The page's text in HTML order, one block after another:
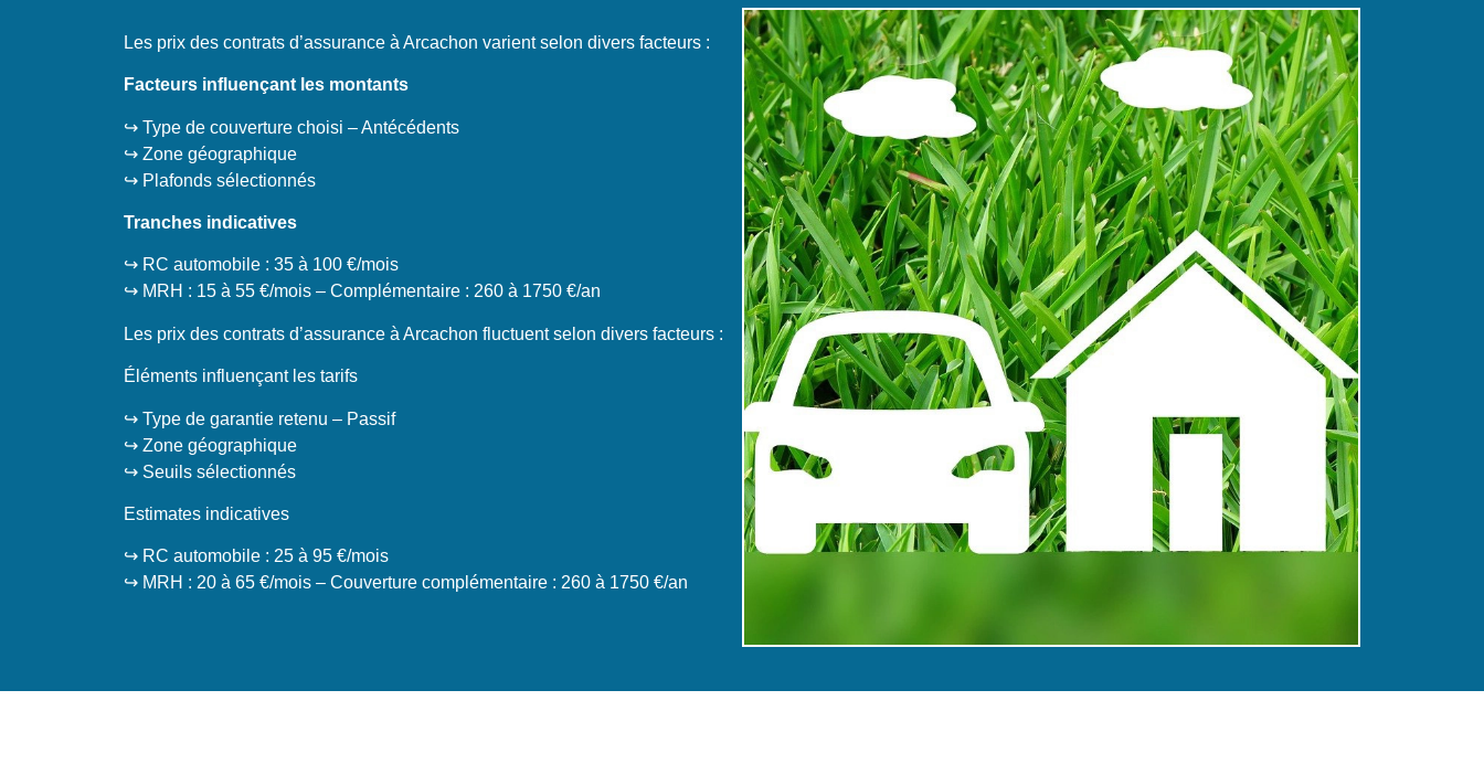
Les prix des contrats d’assurance à Arcachon varient selon divers facteurs :
Facteurs influençant les montants
↪️ Type de couverture choisi – Antécédents
↪️ Zone géographique
↪️ Plafonds sélectionnés
Tranches indicatives
↪️ RC automobile : 35 à 100 €/mois
↪️ MRH : 15 à 55 €/mois – Complémentaire : 260 à 1750 €/an
Les prix des contrats d’assurance à Arcachon fluctuent selon divers facteurs :
Éléments influençant les tarifs
↪️ Type de garantie retenu – Passif
↪️ Zone géographique
↪️ Seuils sélectionnés
Estimates indicatives
↪️ RC automobile : 25 à 95 €/mois
↪️ MRH : 20 à 65 €/mois – Couverture complémentaire : 260 à 1750 €/an